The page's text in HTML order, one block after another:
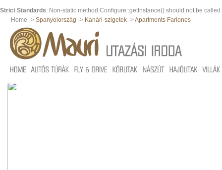
Strict Standards: Non-static method Configure::getInstance() should not be
Home -> Spanyolország -> Kanári-szigetek ->Apartments Fariones